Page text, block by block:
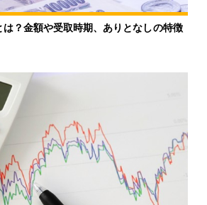
？金額や受取時期、ありとなしの特徴